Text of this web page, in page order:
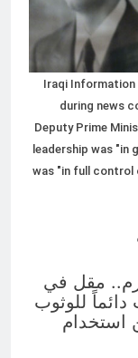
4 ساعات Ago
السياسي
العراق
Iraqi Information
during news
Deputy Prime
leadership was "in
was "in full control
مقل في
للوثوب
استخدام